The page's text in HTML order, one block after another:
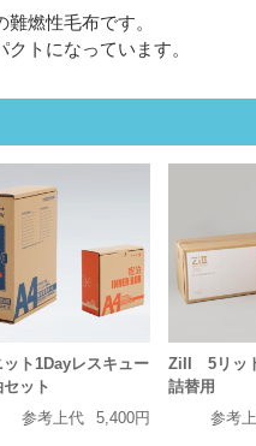
燃性毛布です。
トになっています。
ット1Dayレスキュー
ット
参考上代
5,400円
ZiII 5リッ
詰替用
参考